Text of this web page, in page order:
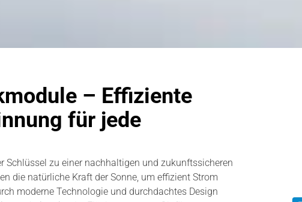
– Effiziente
für jede
Schlüssel zu einer nachhaltigen und zukunftssicheren
die natürliche Kraft der Sonne, um effizient Strom
moderne Technologie und durchdachtes Design